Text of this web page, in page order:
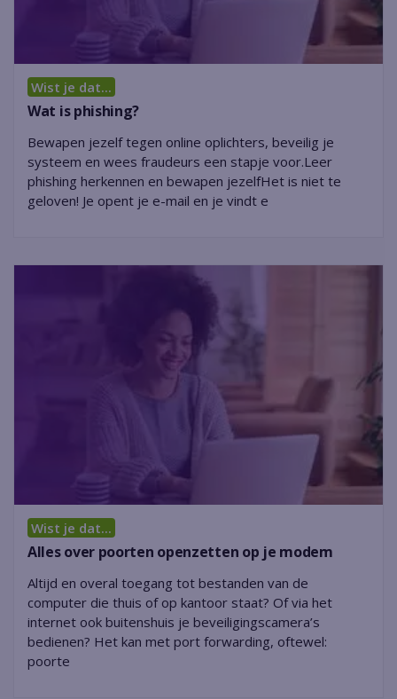
Wist je dat...
Wat is phishing?
Bewapen jezelf tegen online oplichters, beveilig je
systeem en wees fraudeurs een stapje voor.Leer
phishing herkennen en bewapen jezelfHet is niet te
geloven! Je opent je e-mail en je vindt e
Wist je dat...
Alles over poorten openzetten op je modem
Altijd en overal toegang tot bestanden van de
computer die thuis of op kantoor staat? Of via het
internet ook buitenshuis je beveiligingscamera’s
bedienen? Het kan met port forwarding, oftewel:
poorte